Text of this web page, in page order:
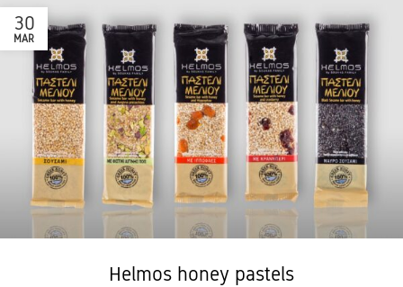
30
MAR
Helmos honey pastels